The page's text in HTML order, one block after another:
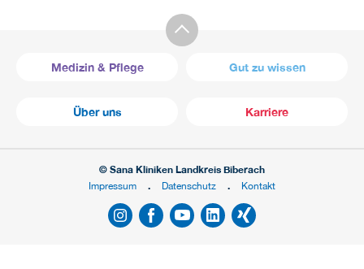
Medizin & Pflege Gut zu wissen
Über uns Karriere
© Sana Kliniken Landkreis Biberach
Impressum
Datenschutz Kontakt